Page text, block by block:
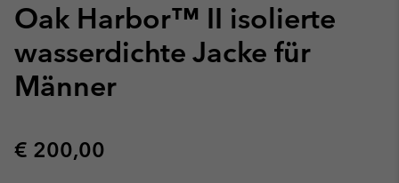
Oak Harbor™ II isolierte
wasserdichte Jacke für
Männer
Regular price:
€ 200,00